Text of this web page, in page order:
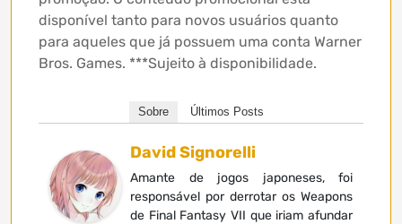
disponível tanto para novos usuários quanto
para aqueles que já possuem uma conta Warner
Bros. Games. ***Sujeito à disponibilidade.
Sobre Últimos Posts
David Signorelli
Amante de jogos japoneses, foi
responsável por derrotar os Weapons
de Final Fantasy VII que iriam afundar